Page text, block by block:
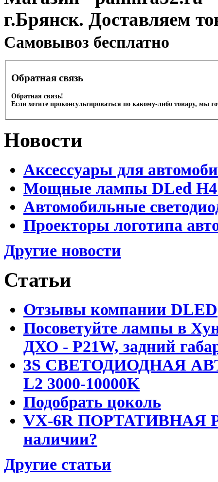
г.Брянск. Доставляем
Cамовывоз бесплатно
Обратная связь
Обратная связь!
Если хотите проконсультироваться по какому-либо товару, мы
Новости
Аксессуары для
Мощные лампы DLed H4
Автомобильные
Проекторы логотипа
Другие новости
Статьи
Отзывы компании DLED
Посоветуйте лампы в
ДХО - P21W, задний
3S СВЕТОДИОДНАЯ
L2 3000-10000K
Подобрать цоколь
VX-6R ПОРТАТИВНАЯ
наличии?
Другие статьи